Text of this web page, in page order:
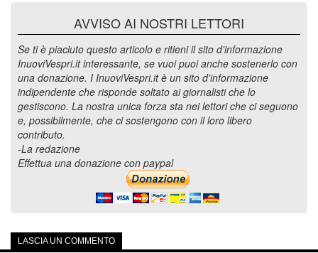
AVVISO AI NOSTRI LETTORI
Se ti è piaciuto questo articolo e ritieni il sito d'informazione
InuoviVespri.it interessante, se vuoi puoi anche sostenerlo con
una donazione. I InuoviVespri.it è un sito d'informazione
indipendente che risponde soltato ai giornalisti che lo
gestiscono. La nostra unica forza sta nei lettori che ci seguono
e, possibilmente, che ci sostengono con il loro libero
contributo.
-La redazione
Effettua una donazione con paypal
LASCIA UN COMMENTO